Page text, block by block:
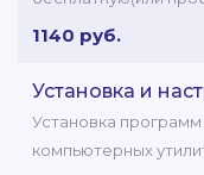
1140 руб.
Установка и
Установка
компьютерных